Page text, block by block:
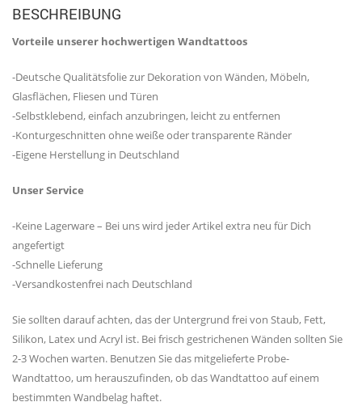
BESCHREIBUNG
Vorteile unserer hochwertigen Wandtattoos
-Deutsche Qualitätsfolie zur Dekoration von Wänden, Möbeln,
Glasflächen, Fliesen und Türen
-Selbstklebend, einfach anzubringen, leicht zu entfernen
-Konturgeschnitten ohne weiße oder transparente Ränder
-Eigene Herstellung in Deutschland
Unser Service
-Keine Lagerware – Bei uns wird jeder Artikel extra neu für Dich
angefertigt
-Schnelle Lieferung
-Versandkostenfrei nach Deutschland
Sie sollten darauf achten, das der Untergrund frei von Staub, Fett,
Silikon, Latex und Acryl ist. Bei frisch gestrichenen Wänden sollten Sie
2-3 Wochen warten. Benutzen Sie das mitgelieferte Probe-
Wandtattoo, um herauszufinden, ob das Wandtattoo auf einem
bestimmten Wandbelag haftet.